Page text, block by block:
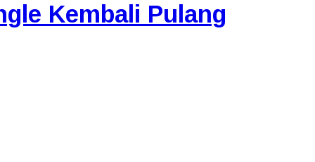
Kembali Pulang